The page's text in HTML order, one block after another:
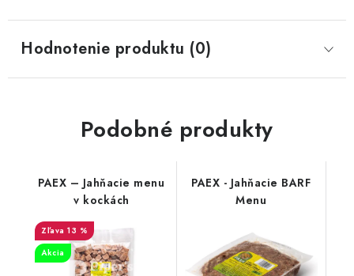
Hodnotenie produktu (0)
Podobné produkty
PAEX – Jahňacie menu
v kockách
13 %
Akcia
PAEX - Jahňacie BARF
Menu